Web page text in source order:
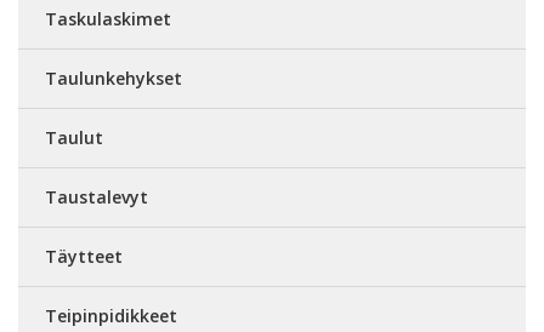
Taskulaskimet
Taulunkehykset
Taulut
Taustalevyt
Täytteet
Teipinpidikkeet